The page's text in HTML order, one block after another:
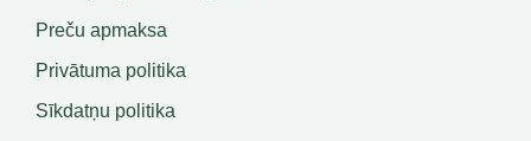
Preču apmaksa
Privātuma politika
Sīkdatņu politika